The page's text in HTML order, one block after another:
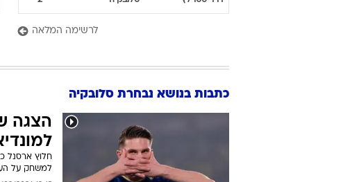
לרשימה המלאה
כתבות בנושא נבחרת סלובקיה
הצגה
למשחק על